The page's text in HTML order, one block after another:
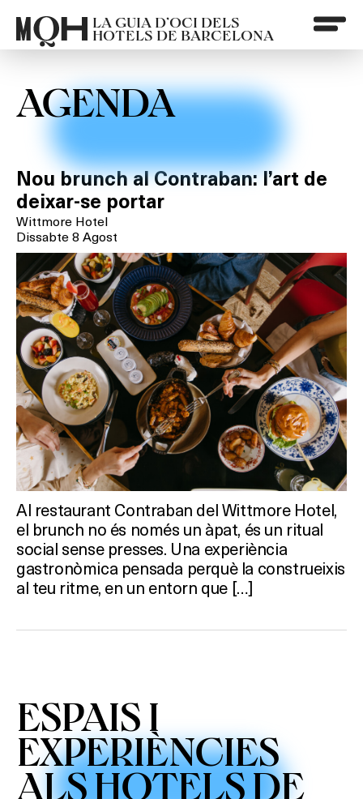
LA GUIA D’OCI DELS
HOTELS DE BARCELONA
AGENDA
Nou brunch al Contraban: l’art de
deixar-se portar
Wittmore Hotel
Dissabte 8 Agost
Al restaurant Contraban del Wittmore Hotel,
el brunch no és només un àpat, és un ritual
social sense presses. Una experiència
gastronòmica pensada perquè la construeixis
al teu ritme, en un entorn que […]
ESPAIS I
EXPERIÈNCIES
ALS HOTELS DE